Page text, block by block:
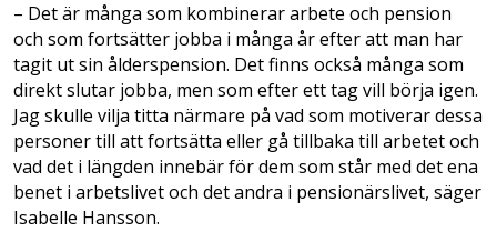
– Det är många som kombinerar arbete och pension
och som fortsätter jobba i många år efter att man har
tagit ut sin ålderspension. Det finns också många som
direkt slutar jobba, men som efter ett tag vill börja igen.
Jag skulle vilja titta närmare på vad som motiverar dessa
personer till att fortsätta eller gå tillbaka till arbetet och
vad det i längden innebär för dem som står med det ena
benet i arbetslivet och det andra i pensionärs­livet, säger
Isabelle Hansson.